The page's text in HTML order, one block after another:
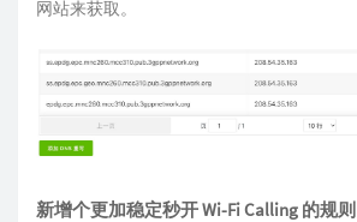
网站来获取。
新增个更加稳定秒开 Wi-Fi Calling 的规则